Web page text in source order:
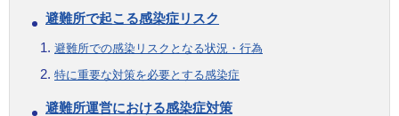
避難所で起こる感染症リスク
避難所での感染リスクとなる状況・行為
特に重要な対策を必要とする感染症
避難所運営における感染症対策